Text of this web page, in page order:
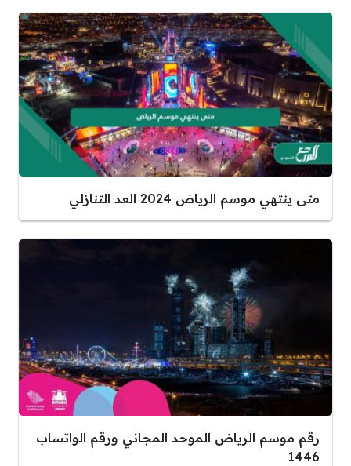
متى ينتهي موسم الرياض 2024 العد التنازلي
رقم موسم الرياض الموحد المجاني ورقم الواتساب
1446